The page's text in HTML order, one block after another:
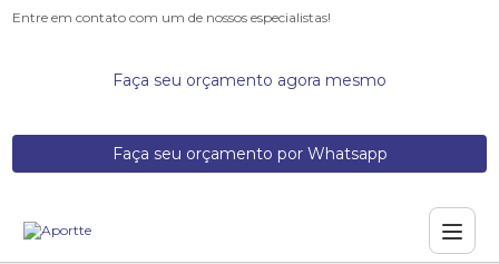
Entre em contato com um de nossos especialistas!
Faça seu orçamento agora mesmo
Faça seu orçamento por Whatsapp